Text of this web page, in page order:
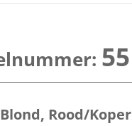
55
Blond, Rood/Koper